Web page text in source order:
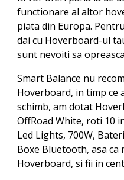
functionare al altor
piata din Europa.
dai cu Hoverboard-ul
sunt nevoiti sa
Smart Balance nu
Hoverboard, in timp ce
schimb, am dotat
OffRoad White, roti 10
Led Lights, 700W,
Boxe Bluetooth, asa ca
Hoverboard, si fii in